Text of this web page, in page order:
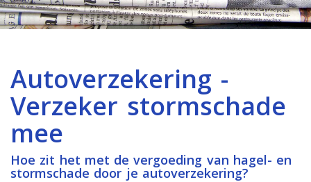
Autoverzekering -
Verzeker stormschade
mee
Hoe zit het met de vergoeding van hagel- en
stormschade door je autoverzekering?